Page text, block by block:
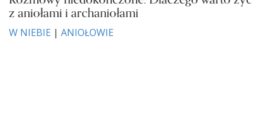
z aniołami i archaniołami
W NIEBIE | ANIOŁOWIE